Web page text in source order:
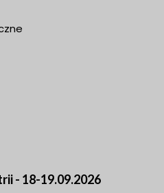
- 18-19.09.2026